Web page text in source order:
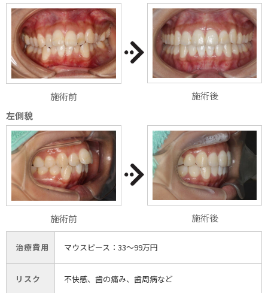
施術前
施術後
左側貌
施術前 施術後
治療費用 マウスピース：33〜99万円
リスク 不快感、歯の痛み、歯周病など